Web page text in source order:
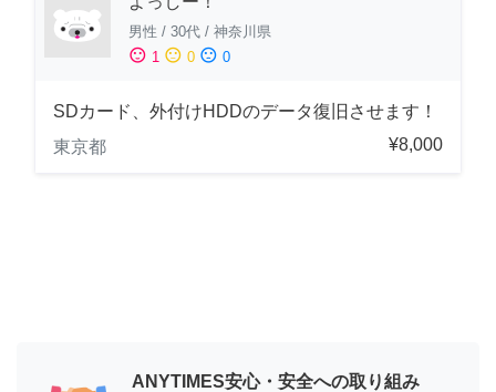
男性 / 30代 / 神奈川県
sentiment_satisfied 1 sentiment_neutral 0 sentiment_dissatisfied 0
SDカード、外付けHDDのデータ復旧させます！
東京都
¥8,000
ANYTIMES安心・安全への取り組み